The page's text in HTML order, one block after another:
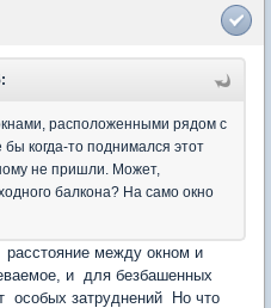
расположенными рядом с
когда-то поднимался этот
не пришли. Может,
балкона? На само окно
между окном и
и для безбашенных
особых затруднений Но что